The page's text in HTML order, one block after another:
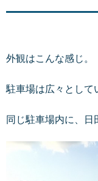
外観はこんな感じ。
駐車場は広々として
同じ駐車場内に、日